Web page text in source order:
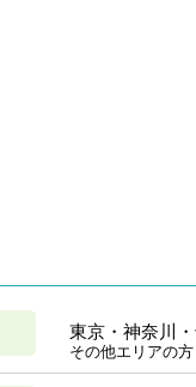
東京・神奈川
その他エリアの方